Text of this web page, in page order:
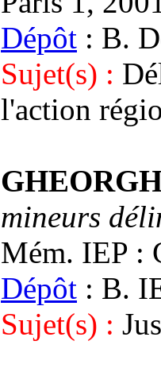
Dépôt : B.
Sujet(s) :
l'action
mineurs
Mém. IEP :
Dépôt : B.
Sujet(s) :